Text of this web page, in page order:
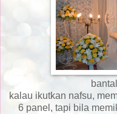
kalau ikutkan nafsu,
6 panel, tapi bila